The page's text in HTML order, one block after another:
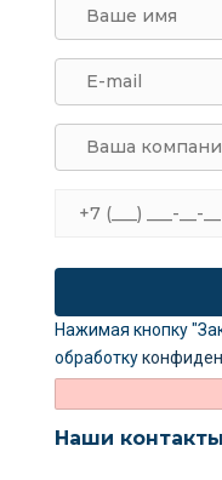
Нажимая кнопку
обработку
Наши контакты